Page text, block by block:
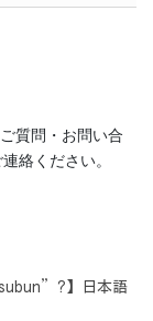
質問・お問い合
絡ください。
】日本語